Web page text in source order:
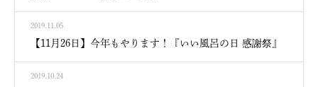
2019.11.05
【11月26日】今年もやります！『いい風呂の日 感謝祭』
2019.10.24